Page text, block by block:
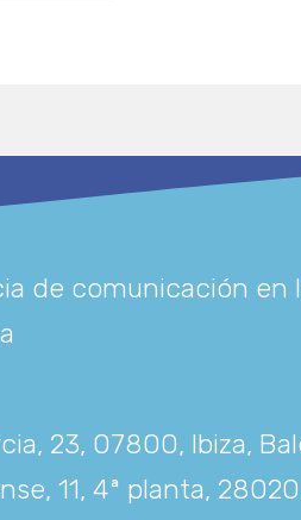
de comunicación en
23, 07800, Ibiza,
11, 4ª planta,